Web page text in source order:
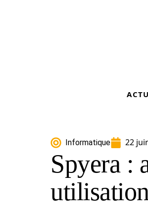
ACTU
Informatique 22
Spyera :